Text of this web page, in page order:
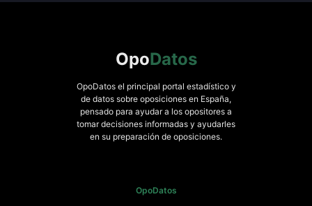
OpoDatos
OpoDatos el principal portal estadístico y
de datos sobre oposiciones en España,
pensado para ayudar a los opositores a
tomar decisiones informadas y ayudarles
en su preparación de oposiciones.
OpoDatos